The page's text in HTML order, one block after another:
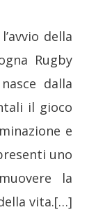
della
Rugby
dalla
il gioco
e
uno
la
vita.[…]